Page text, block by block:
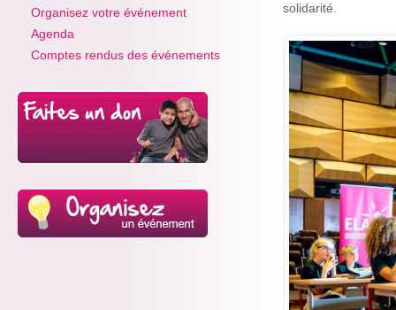
Organisez votre événement
Agenda
Comptes rendus des événements
solidarité.